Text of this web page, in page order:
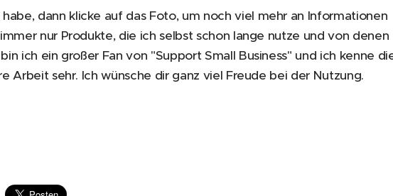
dann klicke auf das Foto, um noch viel mehr an Informationen
nur Produkte, die ich selbst schon lange nutze und von denen
ich ein großer Fan von "Support Small Business" und ich kenne
Arbeit sehr. Ich wünsche dir ganz viel Freude bei der Nutzung.